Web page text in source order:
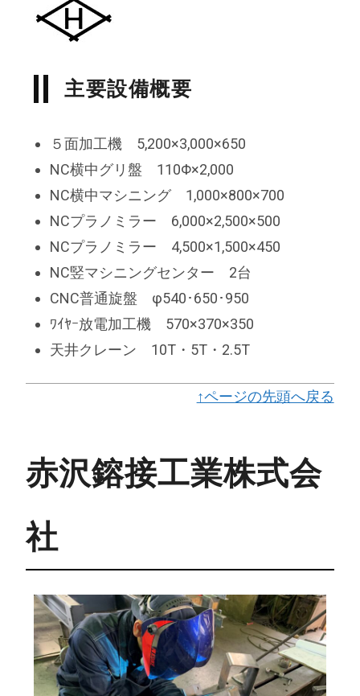
主要設備概要
５面加工機 5,200×3,000×650
NC横中グリ盤 110Φ×2,000
NC横中マシニング 1,000×800×700
NCプラノミラー 6,000×2,500×500
NCプラノミラー 4,500×1,500×450
NC竪マシニングセンター 2台
CNC普通旋盤 φ540･650･950
ﾜｲﾔｰ放電加工機 570×370×350
天井クレーン 10T・5T・2.5T
↑ページの先頭へ戻る
赤沢鎔接工業株式会
社